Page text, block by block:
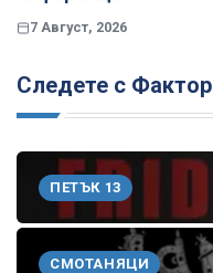
7 Август, 2026
Следете с Фактор
ПЕТЪК 13
СМОТАНЯЦИ